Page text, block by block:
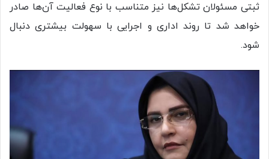
ثبتی مسئولان تشکل‌ها نیز متناسب با نوع فعالیت آن‌ها صادر
خواهد شد تا روند اداری و اجرایی با سهولت بیشتری دنبال
شود.